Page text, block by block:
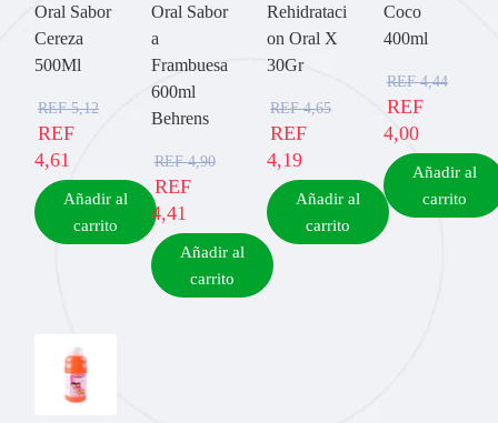
Oral Sabor
Cereza
500Ml
REF5,12
REF
4,61
Añadir al
carrito
Oral Sabor
a
Frambuesa
600ml
Behrens
REF4,90
REF
4,41
Añadir al
carrito
Rehidrataci
on Oral X
30Gr
REF4,65
REF
4,19
Añadir al
carrito
Coco
400ml
REF4,44
REF
4,00
Añadir al
carrito